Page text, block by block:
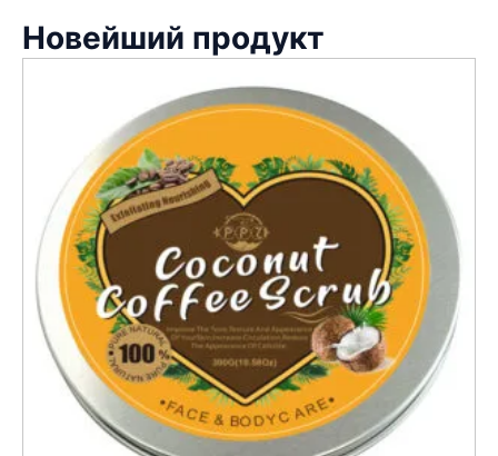
Новейший продукт